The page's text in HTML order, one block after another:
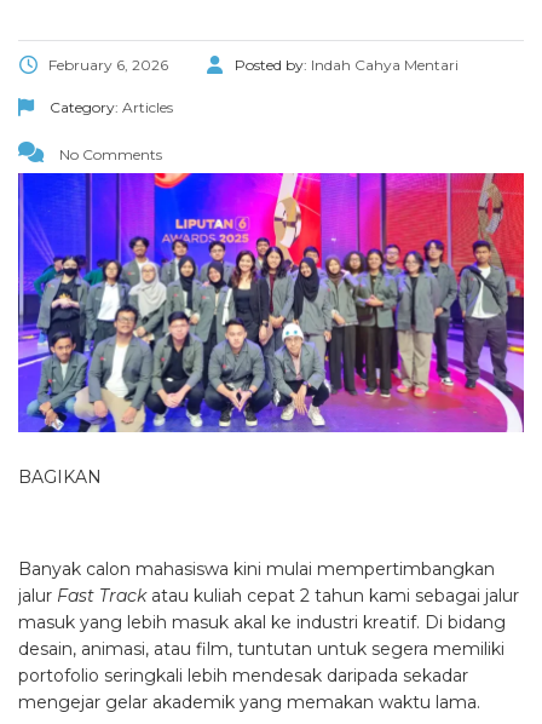
February 6, 2026 Posted by: Indah Cahya Mentari
Category: Articles
No Comments
BAGIKAN
Banyak calon mahasiswa kini mulai mempertimbangkan
jalur Fast Trackatau kuliah cepat 2 tahun kami sebagai jalur
masuk yang lebih masuk akal ke industri kreatif. Di bidang
desain, animasi, atau film, tuntutan untuk segera memiliki
portofolio seringkali lebih mendesak daripada sekadar
mengejar gelar akademik yang memakan waktu lama.